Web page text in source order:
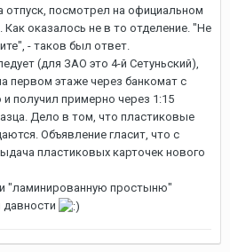
отпуск, посмотрел на официальном
Как оказалось не в то отделение. "Не
- таков был ответ.
(для ЗАО это 4-й Сетуньский),
первом этаже через банкомат с
получил примерно через 1:15
Дело в том, что пластиковые
Объявление гласит, что с
пластиковых карточек нового
"ламинированную простыню"
давности